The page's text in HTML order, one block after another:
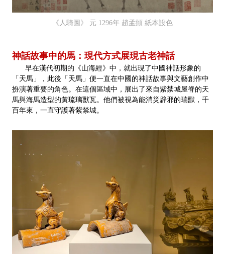
《人騎圖》 元 1296年 趙孟頫 紙本設色
神話故事中的馬：現代方式展現古老神話
早在漢代初期的《山海經》中，就出現了中國神話形象的
「天馬」，此後「天馬」便一直在中國的神話故事與文藝創作中
扮演著重要的角色。在這個區域中，展出了來自紫禁城屋脊的天
馬與海馬造型的黃琉璃獸瓦。他們被視為能消災辟邪的瑞獸，千
百年來，一直守護著紫禁城。